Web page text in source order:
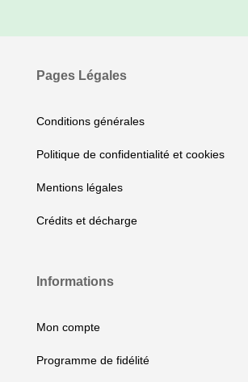
Pages Légales
Conditions générales
Politique de confidentialité et cookies
Mentions légales
Crédits et décharge
Informations
Mon compte
Programme de fidélité